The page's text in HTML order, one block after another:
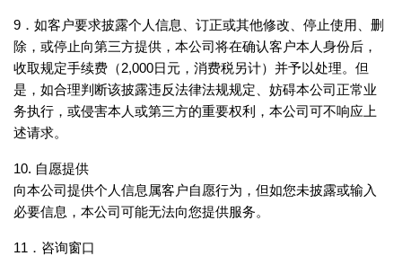
9．如客户要求披露个人信息、订正或其他修改、停止使用、删
除，或停止向第三方提供，本公司将在确认客户本人身份后，
收取规定手续费（2,000日元，消费税另计）并予以处理。但
是，如合理判断该披露违反法律法规规定、妨碍本公司正常业
务执行，或侵害本人或第三方的重要权利，本公司可不响应上
述请求。
10. 自愿提供
向本公司提供个人信息属客户自愿行为，但如您未披露或输入
必要信息，本公司可能无法向您提供服务。
11．咨询窗口